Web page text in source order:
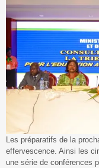
Les préparatifs de la
effervescence. Ainsi les
une série de conférences